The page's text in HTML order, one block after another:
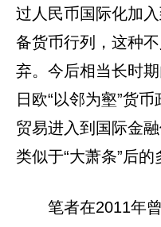
过人民币国际化加
备货币行列，这种
弃。今后相当长时
日欧“以邻为壑”货
贸易进入到国际金融
类似于“大萧条”后的
笔者在2011年